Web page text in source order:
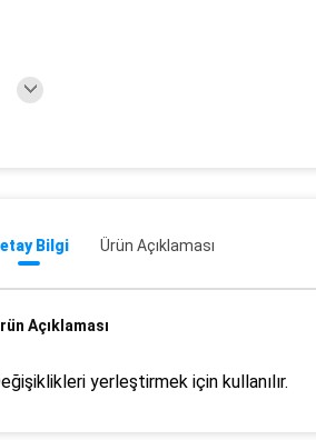
Bilgi Ürün Açıklaması
Açıklaması
yerleştirmek için kullanılır.